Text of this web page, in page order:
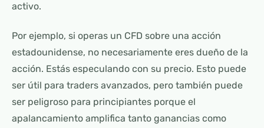
activo.
Por ejemplo, si operas un CFD sobre una acción
estadounidense, no necesariamente eres dueño de la
acción. Estás especulando con su precio. Esto puede
ser útil para traders avanzados, pero también puede
ser peligroso para principiantes porque el
apalancamiento amplifica tanto ganancias como